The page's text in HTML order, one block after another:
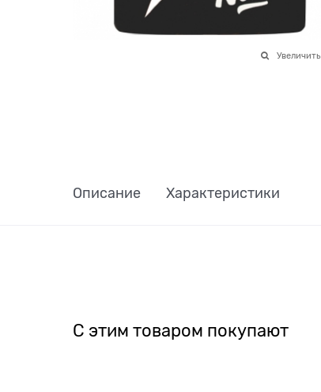
Увеличить
Описание Характеристики
С этим товаром покупают